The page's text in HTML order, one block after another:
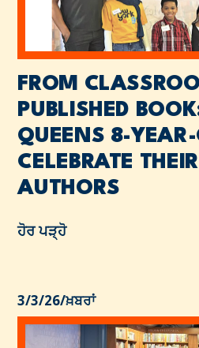
FROM
PUBLISHED
QUEENS 8-
CELEBRATE
AUTHORS
ਹੋਰ ਪੜ੍ਹੋ
3/3/26/ਖ਼ਬਰਾਂ